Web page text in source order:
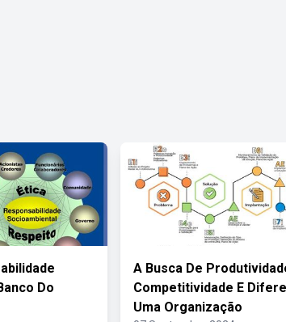
Do
A Busca De
Competitividade E
Uma Organização